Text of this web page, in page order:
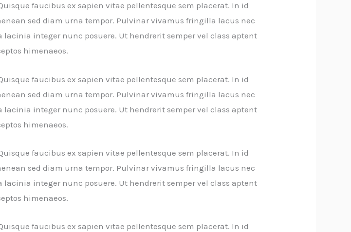
faucibus ex sapien vitae pellentesque sem placerat. In id
sed diam urna tempor. Pulvinar vivamus fringilla lacus nec
integer nunc posuere. Ut hendrerit semper vel class aptent
himenaeos.
faucibus ex sapien vitae pellentesque sem placerat. In id
sed diam urna tempor. Pulvinar vivamus fringilla lacus nec
integer nunc posuere. Ut hendrerit semper vel class aptent
himenaeos.
faucibus ex sapien vitae pellentesque sem placerat. In id
sed diam urna tempor. Pulvinar vivamus fringilla lacus nec
integer nunc posuere. Ut hendrerit semper vel class aptent
himenaeos.
faucibus ex sapien vitae pellentesque sem placerat. In id